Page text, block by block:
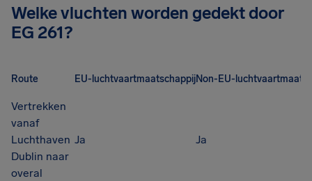
Welke vluchten worden gedekt door
EG 261?
Route EU-luchtvaartmaatschappijNon-EU-
Vertrekken
vanaf
Luchthaven
Dublin naar
overal
Ja Ja